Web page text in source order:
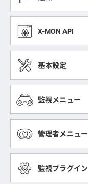
X-MON API
基本設定
監視メニュー
管理者メニュー
監視プラグイン